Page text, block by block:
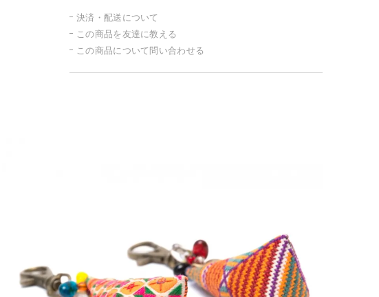
決済・配送について
この商品を友達に教える
この商品について問い合わせる